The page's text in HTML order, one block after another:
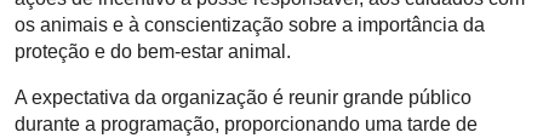
os animais e à conscientização sobre a importância da
proteção e do bem-estar animal.
A expectativa da organização é reunir grande público
durante a programação, proporcionando uma tarde de